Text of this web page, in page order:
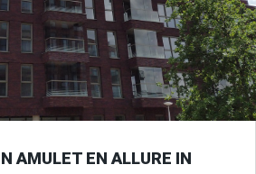
AMULET EN ALLURE IN